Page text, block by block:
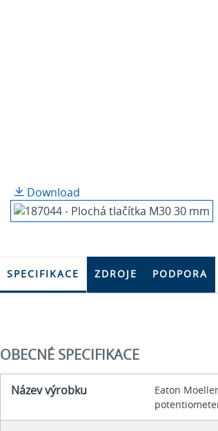
Download
SPECIFIKACE ZDROJE PODPORA
OBECNÉ SPECIFIKACE
Název výrobku
Eaton